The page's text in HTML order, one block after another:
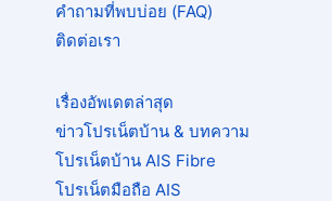
คำถามที่พบบ่อย (FAQ)
ติดต่อเรา
เรื่องอัพเดตล่าสุด
ข่าวโปรเน็ตบ้าน & บทความ
โปรเน็ตบ้าน AIS Fibre
โปรเน็ตมือถือ AIS